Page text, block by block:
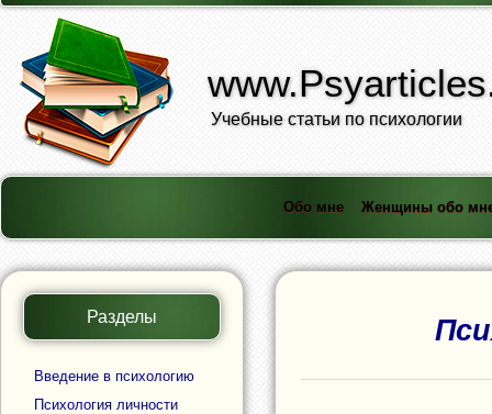
Учебные статьи по психологии
Обо мне Женщины обо
Разделы
Введение в психологию
Психология личности